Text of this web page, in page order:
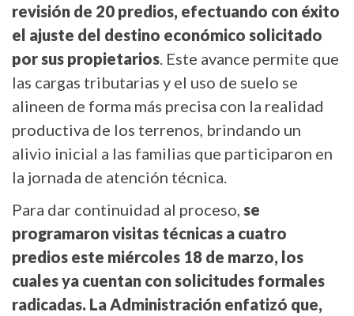
revisión de 20 predios, efectuando con éxito
el ajuste del destino económico solicitado
por sus propietarios. Este avance permite que
las cargas tributarias y el uso de suelo se
alineen de forma más precisa con la realidad
productiva de los terrenos, brindando un
alivio inicial a las familias que participaron en
la jornada de atención técnica.
Para dar continuidad al proceso, se
programaron visitas técnicas a cuatro
predios este miércoles 18 de marzo, los
cuales ya cuentan con solicitudes formales
radicadas. La Administración enfatizó que,